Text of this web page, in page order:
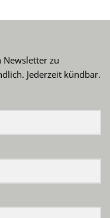
Newsletter zu
Jederzeit kündbar.